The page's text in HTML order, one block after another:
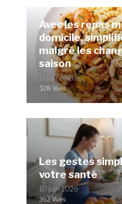
Avec les repas
domicile,
malgré les
saison
11 juin 2026
328 Vues
Les gestes
votre santé
10 juin 2026
352 Vues